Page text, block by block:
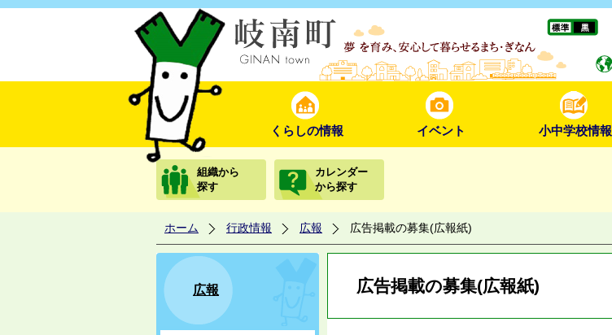
くらしの情報 イベント 小中学校情報
組織から
探す
カレンダー
から探す
ホーム 行政情報 広報 広告掲載の募集(広報紙)
広報 広告掲載の募集(広報紙)